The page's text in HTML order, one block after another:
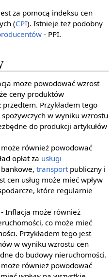
za pomocą indeksu cen
(CPI). Istnieje też podobny
- PPI.
może powodować wzrost
ceny produktów
przedtem. Przykładem tego
w wyniku wzrostu
do produkcji artykułów
również powodować
opłat za usługi
bankowe,transportpubliczny i
cen usług może mieć wpływ
które regularnie
Inflacja może również
co może mieć
Przykładem tego jest
w wyniku wzrostu cen
do budowy nieruchomości.
również powodować